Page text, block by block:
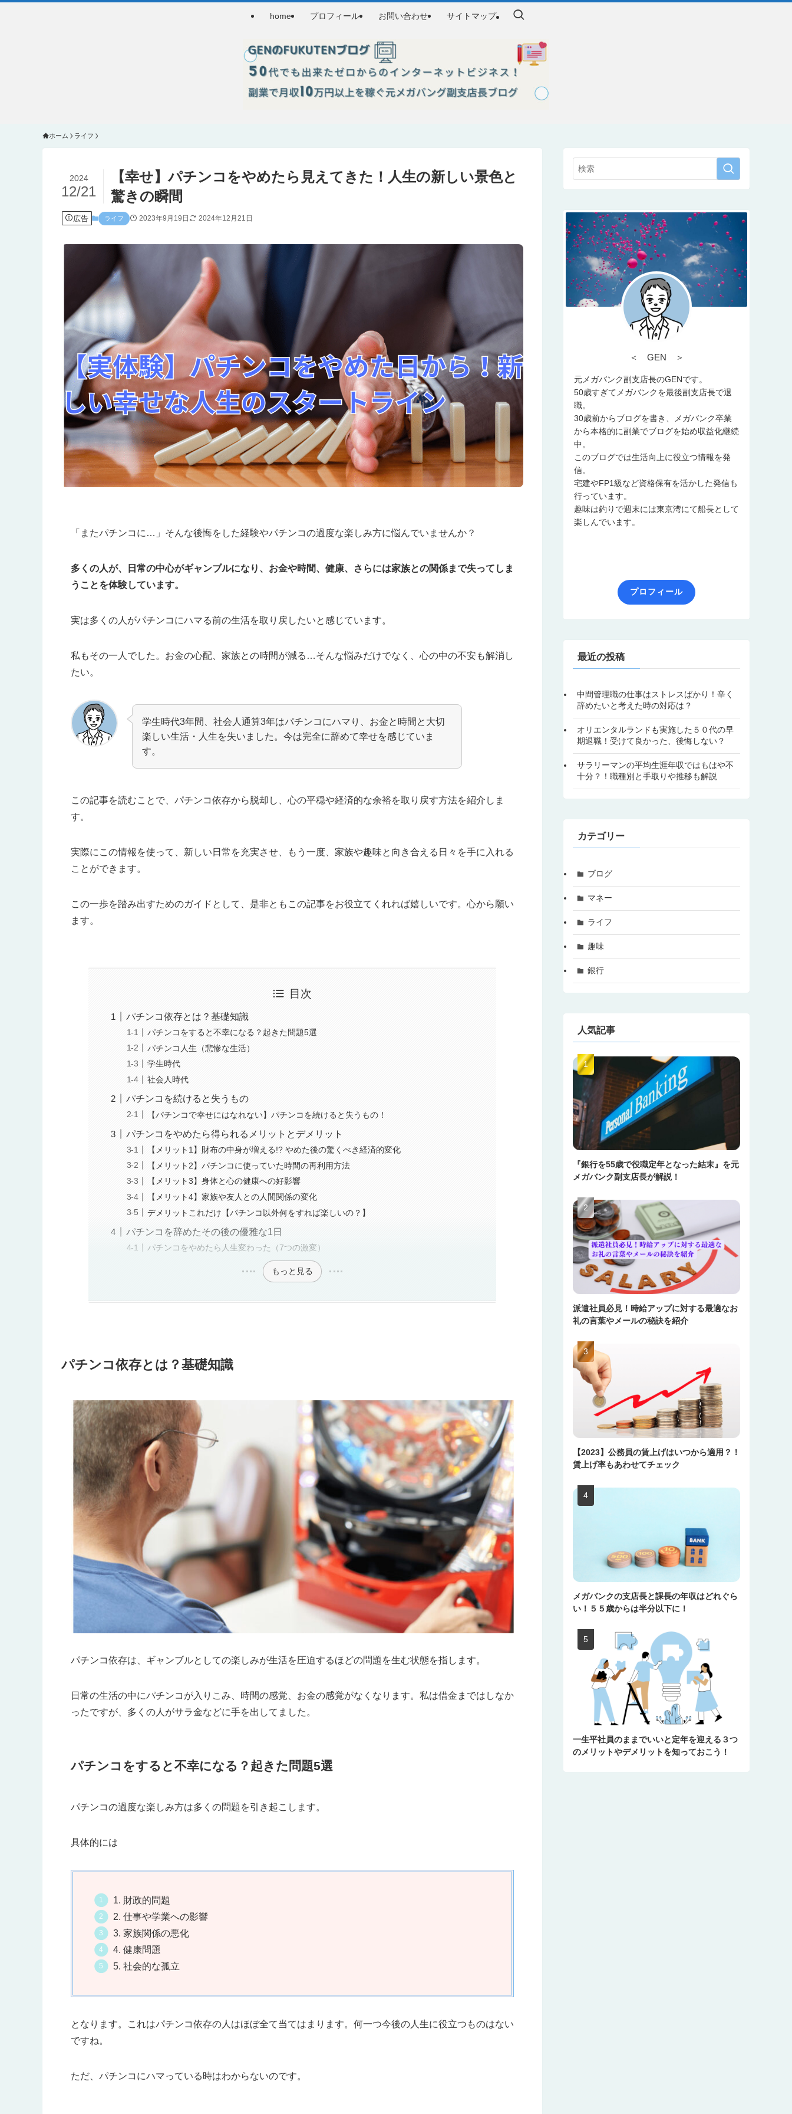
home プロフィール お問い合わせ サイトマップ
ホーム ライフ
【幸せ】パチンコをやめたら見えてきた！人生の新しい景色と
驚きの瞬間
2024
12/21
広告 ライフ 2023年9月19日 2024年12月21日
「またパチンコに…」そんな後悔をした経験やパチンコの過度な楽しみ方に悩んでいませんか？
多くの人が、日常の中心がギャンブルになり、お金や時間、健康、さらには家族との関係まで失ってしま
うことを体験しています。
実は多くの人がパチンコにハマる前の生活を取り戻したいと感じています。
私もその一人でした。お金の心配、家族との時間が減る…そんな悩みだけでなく、心の中の不安も解消し
たい。
学生時代3年間、社会人通算3年はパチンコにハマり、お金と時間と大切
楽しい生活・人生を失いました。今は完全に辞めて幸せを感じていま
す。
この記事を読むことで、パチンコ依存から脱却し、心の平穏や経済的な余裕を取り戻す方法を紹介しま
す。
実際にこの情報を使って、新しい日常を充実させ、もう一度、家族や趣味と向き合える日々を手に入れる
ことができます。
この一歩を踏み出すためのガイドとして、是非ともこの記事をお役立てくれれば嬉しいです。心から願い
ます。
目次
パチンコ依存とは？基礎知識
パチンコをすると不幸になる？起きた問題5選
パチンコ人生（悲惨な生活）
学生時代
社会人時代
パチンコを続けると失うもの
【パチンコで幸せにはなれない】パチンコを続けると失うもの！
パチンコをやめたら得られるメリットとデメリット
【メリット1】財布の中身が増える!? やめた後の驚くべき経済的変化
【メリット2】パチンコに使っていた時間の再利用方法
【メリット3】身体と心の健康への好影響
【メリット4】家族や友人との人間関係の変化
デメリットこれだけ【パチンコ以外何をすれば楽しいの？】
パチンコを辞めたその後の優雅な1日
パチンコをやめたら人生変わった（7つの激変）
もっと見る
パチンコ依存とは？基礎知識
パチンコ依存は、ギャンブルとしての楽しみが生活を圧迫するほどの問題を生む状態を指します。
日常の生活の中にパチンコが入りこみ、時間の感覚、お金の感覚がなくなります。私は借金まではしなか
ったですが、多くの人がサラ金などに手を出してました。
パチンコをすると不幸になる？起きた問題5選
パチンコの過度な楽しみ方は多くの問題を引き起こします。
具体的には
1. 財政的問題
2. 仕事や学業への影響
3. 家族関係の悪化
4. 健康問題
5. 社会的な孤立
となります。これはパチンコ依存の人はほぼ全て当てはまります。何一つ今後の人生に役立つものはない
ですね。
ただ、パチンコにハマっている時はわからないのです。
＜ GEN ＞
元メガバンク副支店長のGENです。
50歳すぎてメガバンクを最後副支店長で退
職。
30歳前からブログを書き、メガバンク卒業
から本格的に副業でブログを始め収益化継続
中。
このブログでは生活向上に役立つ情報を発
信。
宅建やFP1級など資格保有を活かした発信も
行っています。
趣味は釣りで週末には東京湾にて船長として
楽しんでいます。
プロフィール
最近の投稿
中間管理職の仕事はストレスばかり！辛く
辞めたいと考えた時の対応は？
オリエンタルランドも実施した５０代の早
期退職！受けて良かった、後悔しない？
サラリーマンの平均生涯年収ではもはや不
十分？！職種別と手取りや推移も解説
カテゴリー
ブログ
マネー
ライフ
趣味
銀行
人気記事
『銀行を55歳で役職定年となった結末』を元
メガバンク副支店長が解説！
派遣社員必見！時給アップに対する最適なお
礼の言葉やメールの秘訣を紹介
【2023】公務員の賃上げはいつから適用？！
賃上げ率もあわせてチェック
メガバンクの支店長と課長の年収はどれぐら
い！５５歳からは半分以下に！
一生平社員のままでいいと定年を迎える３つ
のメリットやデメリットを知っておこう！